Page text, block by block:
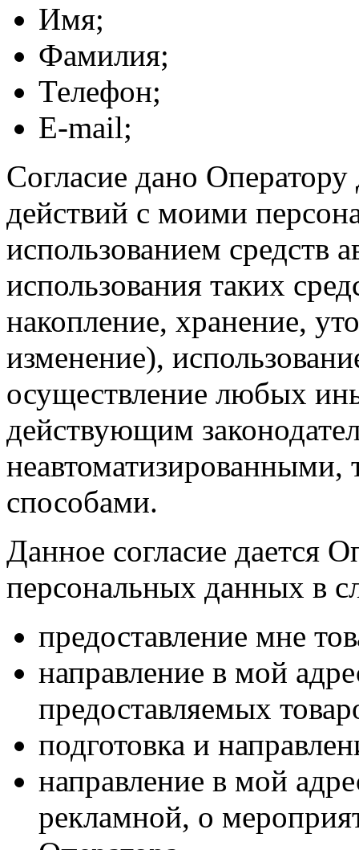
Имя;
Фамилия;
Телефон;
E-mail;
Согласие дано
действий с моими
использованием средств
использования таких
накопление, хранение,
изменение),
осуществление любых
действующим
неавтоматизированными,
способами.
Данное согласие дается
персональных данных в
предоставление мне
направление в мой
предоставляемых
подготовка и
направление в мой
рекламной, о